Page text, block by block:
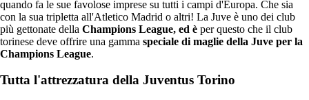
quando fa le sue favolose imprese su tutti i campi d'Europa. Che sia
con la sua tripletta all'Atletico Madrid o altri! La Juve è uno dei club
più gettonate della Champions League, ed è per questo che il club
torinese deve offrire una gamma speciale di maglie della Juve per la
Champions League.
Tutta l'attrezzatura della Juventus Torino